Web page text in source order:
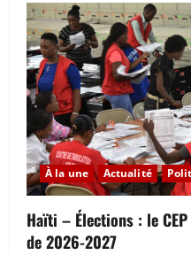
À la une Actualité
Haïti – Élections : le
de 2026-2027